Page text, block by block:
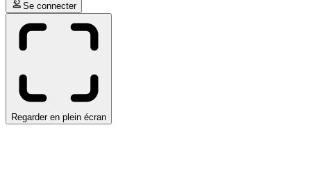
Se connecter
Regarder en plein écran